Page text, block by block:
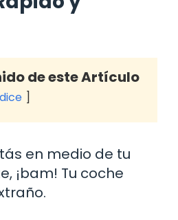
de este Artículo
en medio de tu
¡bam! Tu coche